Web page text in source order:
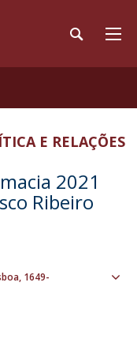
E RELAÇÕES
2021
Ribeiro
1649-